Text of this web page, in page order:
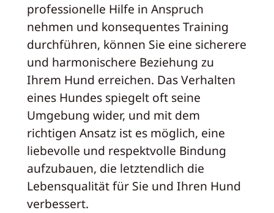
professionelle Hilfe in Anspruch
nehmen und konsequentes Training
durchführen, können Sie eine sicherere
und harmonischere Beziehung zu
Ihrem Hund erreichen. Das Verhalten
eines Hundes spiegelt oft seine
Umgebung wider, und mit dem
richtigen Ansatz ist es möglich, eine
liebevolle und respektvolle Bindung
aufzubauen, die letztendlich die
Lebensqualität für Sie und Ihren Hund
verbessert.